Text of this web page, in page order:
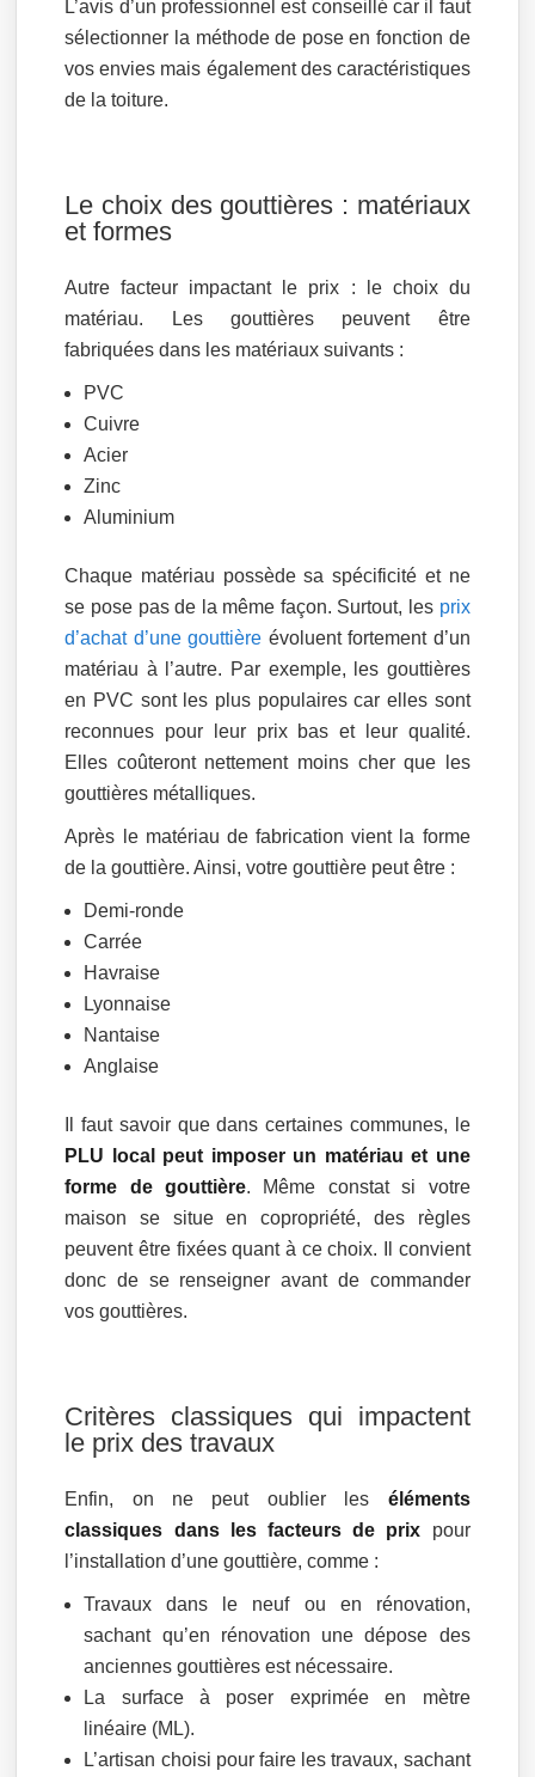
L’avis d’un professionnel est conseillé car il faut
sélectionner la méthode de pose en fonction de
vos envies mais également des caractéristiques
de la toiture.
Le choix des gouttières : matériaux
et formes
Autre facteur impactant le prix : le choix du
matériau. Les gouttières peuvent être
fabriquées dans les matériaux suivants :
PVC
Cuivre
Acier
Zinc
Aluminium
Chaque matériau possède sa spécificité et ne
se pose pas de la même façon. Surtout, les prix
d’achat d’une gouttière évoluent fortement d’un
matériau à l’autre. Par exemple, les gouttières
en PVC sont les plus populaires car elles sont
reconnues pour leur prix bas et leur qualité.
Elles coûteront nettement moins cher que les
gouttières métalliques.
Après le matériau de fabrication vient la forme
de la gouttière. Ainsi, votre gouttière peut être :
Demi-ronde
Carrée
Havraise
Lyonnaise
Nantaise
Anglaise
Il faut savoir que dans certaines communes, le
PLU local peut imposer un matériau et une
forme de gouttière. Même constat si votre
maison se situe en copropriété, des règles
peuvent être fixées quant à ce choix. Il convient
donc de se renseigner avant de commander
vos gouttières.
Critères classiques qui impactent
le prix des travaux
Enfin, on ne peut oublier les éléments
classiques dans les facteurs de prix pour
l’installation d’une gouttière, comme :
Travaux dans le neuf ou en rénovation,
sachant qu’en rénovation une dépose des
anciennes gouttières est nécessaire.
La surface à poser exprimée en mètre
linéaire (ML).
L’artisan choisi pour faire les travaux, sachant